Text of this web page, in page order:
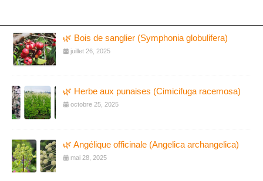
🌿 Bois de sanglier (Symphonia globulifera)
juillet 26, 2025
🌿 Herbe aux punaises (Cimicifuga racemosa)
octobre 25, 2025
🌿 Angélique officinale (Angelica archangelica)
mai 28, 2025